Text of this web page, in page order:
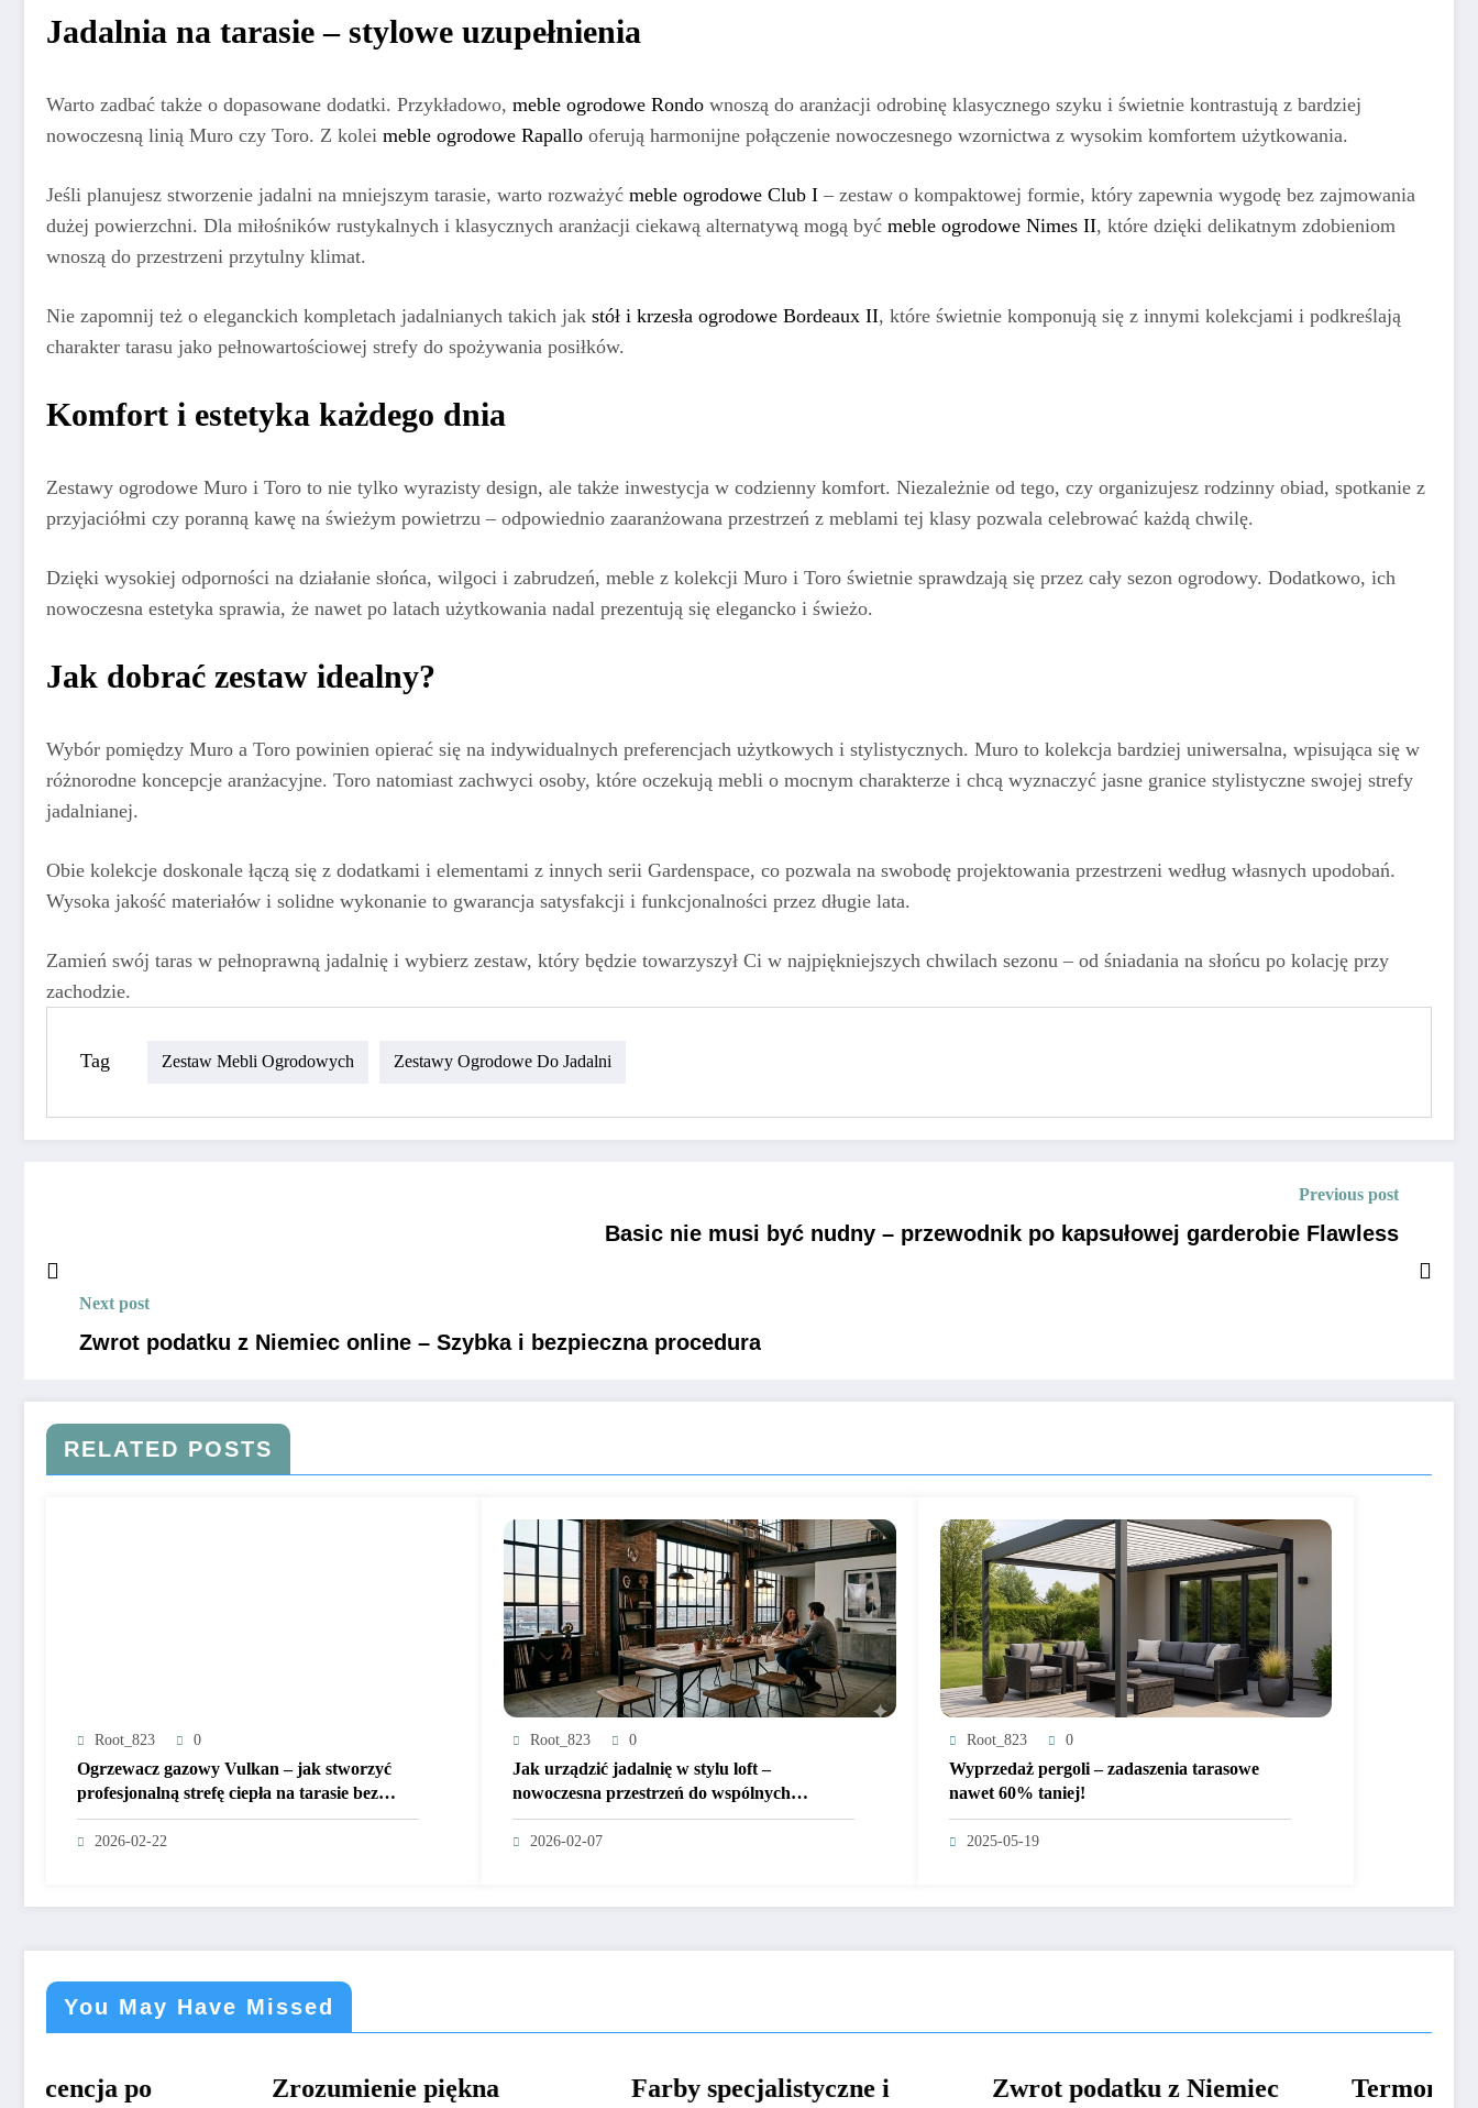
Jadalnia na tarasie – stylowe uzupełnienia
Warto zadbać także o dopasowane dodatki. Przykładowo, meble ogrodowe Rondo wnoszą do aranżacji odrobinę klasycznego szyku i świetnie kontrastują z bardziej
nowoczesną linią Muro czy Toro. Z kolei meble ogrodowe Rapallo oferują harmonijne połączenie nowoczesnego wzornictwa z wysokim komfortem użytkowania.
Jeśli planujesz stworzenie jadalni na mniejszym tarasie, warto rozważyć meble ogrodowe Club I – zestaw o kompaktowej formie, który zapewnia wygodę bez zajmowania
dużej powierzchni. Dla miłośników rustykalnych i klasycznych aranżacji ciekawą alternatywą mogą być meble ogrodowe Nimes II, które dzięki delikatnym zdobieniom
wnoszą do przestrzeni przytulny klimat.
Nie zapomnij też o eleganckich kompletach jadalnianych takich jak stół i krzesła ogrodowe Bordeaux II, które świetnie komponują się z innymi kolekcjami i podkreślają
charakter tarasu jako pełnowartościowej strefy do spożywania posiłków.
Komfort i estetyka każdego dnia
Zestawy ogrodowe Muro i Toro to nie tylko wyrazisty design, ale także inwestycja w codzienny komfort. Niezależnie od tego, czy organizujesz rodzinny obiad, spotkanie z
przyjaciółmi czy poranną kawę na świeżym powietrzu – odpowiednio zaaranżowana przestrzeń z meblami tej klasy pozwala celebrować każdą chwilę.
Dzięki wysokiej odporności na działanie słońca, wilgoci i zabrudzeń, meble z kolekcji Muro i Toro świetnie sprawdzają się przez cały sezon ogrodowy. Dodatkowo, ich
nowoczesna estetyka sprawia, że nawet po latach użytkowania nadal prezentują się elegancko i świeżo.
Jak dobrać zestaw idealny?
Wybór pomiędzy Muro a Toro powinien opierać się na indywidualnych preferencjach użytkowych i stylistycznych. Muro to kolekcja bardziej uniwersalna, wpisująca się w
różnorodne koncepcje aranżacyjne. Toro natomiast zachwyci osoby, które oczekują mebli o mocnym charakterze i chcą wyznaczyć jasne granice stylistyczne swojej strefy
jadalnianej.
Obie kolekcje doskonale łączą się z dodatkami i elementami z innych serii Gardenspace, co pozwala na swobodę projektowania przestrzeni według własnych upodobań.
Wysoka jakość materiałów i solidne wykonanie to gwarancja satysfakcji i funkcjonalności przez długie lata.
Zamień swój taras w pełnoprawną jadalnię i wybierz zestaw, który będzie towarzyszył Ci w najpiękniejszych chwilach sezonu – od śniadania na słońcu po kolację przy
zachodzie.
Tag Zestaw Mebli Ogrodowych Zestawy Ogrodowe Do Jadalni
Previous post
Basic nie musi być nudny – przewodnik po kapsułowej garderobie Flawless
Next post
Zwrot podatku z Niemiec online – Szybka i bezpieczna procedura
RELATED POSTS
Root_823 0
Ogrzewacz gazowy Vulkan – jak stworzyć
profesjonalną strefę ciepła na tarasie bez
kompromisów?
2026-02-22
Root_823 0
Jak urządzić jadalnię w stylu loft –
nowoczesna przestrzeń do wspólnych
posiłków
2026-02-07
Root_823 0
Wyprzedaż pergoli – zadaszenia tarasowe
nawet 60% taniej!
2025-05-19
You May Have Missed
CIEKAWE
Zrozumienie piękna CIEKAWE
Farby specjalistyczne i CIEKAWE
Zwrot podatku z Niemiec CIEKAWE
Termometry do kąpieli